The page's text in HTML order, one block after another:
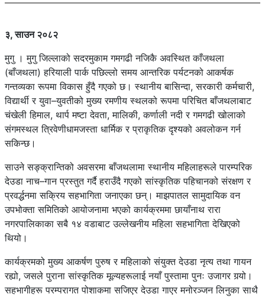
३, साउन २०८२
मुगु । मुगु जिल्लाको सदरमुकाम गमगढी नजिकै अवस्थित काँजथला
(बाँजथला) हरियाली पार्क पछिल्लो समय आन्तरिक पर्यटनको आकर्षक
गन्तव्यका रूपमा विकास हुँदै गएको छ। स्थानीय बासिन्दा, सरकारी कर्मचारी,
विद्यार्थी र युवा–युवतीको मुख्य रमणीय स्थलको रूपमा परिचित बाँजथलाबाट
चंखेली हिमाल, थार्प मष्टा देवता, मालिकी, कर्णाली नदी र गमगढी खोलाको
संगमस्थल त्रिवेणीधामजस्ता धार्मिक र प्राकृतिक दृश्यको अवलोकन गर्न
सकिन्छ।
साउने सङ्क्रान्तिको अवसरमा बाँजथलामा स्थानीय महिलाहरूले पारम्परिक
देउडा नाच–गान प्रस्तुत गर्दै हराउँदै गएको सांस्कृतिक पहिचानको संरक्षण र
प्रवर्द्धनमा सक्रिय सहभागिता जनाएका छन्। माझपातल सामुदायिक वन
उपभोक्ता समितिको आयोजनामा भएको कार्यक्रममा छायाँनाथ रारा
नगरपालिकाका सबै १४ वडाबाट उल्लेखनीय महिला सहभागिता देखिएको
थियो।
कार्यक्रमको मुख्य आकर्षण पुरुष र महिलाको संयुक्त देउडा नृत्य तथा गायन
रह्यो, जसले पुराना सांस्कृतिक मूल्यहरूलाई नयाँ पुस्तामा पुनः उजागर गर्‍यो।
सहभागीहरू परम्परागत पोशाकमा सजिएर देउडा गाएर मनोरञ्जन लिनुका साथै